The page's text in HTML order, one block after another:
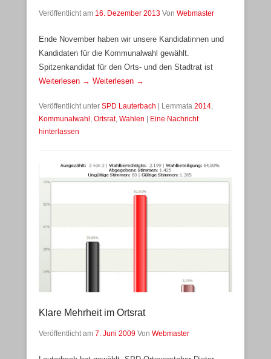
Veröffentlicht am 16. Dezember 2013 Von Webmaster
Ende November haben wir unsere Kandidatinnen und
Kandidaten für die Kommunalwahl gewählt.
Spitzenkandidat für den Orts- und den Stadtrat ist
Weiterlesen → Weiterlesen →
Veröffentlicht unter SPD Lauterbach | Lemmata 2014,
Kommunalwahl, Ortsrat, Wahlen | Eine Nachricht
hinterlassen
Klare Mehrheit im Ortsrat
Veröffentlicht am 7. Juni 2009 Von Webmaster